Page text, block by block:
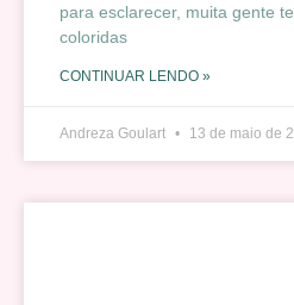
para esclarecer, muita gente
coloridas
CONTINUAR LENDO »
Andreza Goulart 13 de maio de